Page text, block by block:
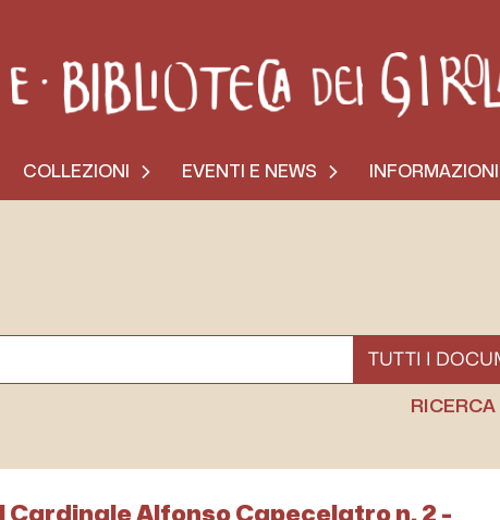
COLLEZIONI EVENTI E NEWS
SELEZIONA UN
Alfonso Capecelatro n. 2 -